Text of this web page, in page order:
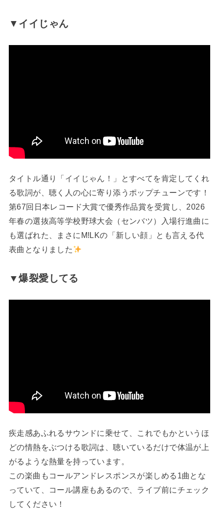
▼ イイじゃん
タイトル通り「イイじゃん！」とすべてを肯定してくれ
る歌詞が、聴く人の心に寄り添うポップチューンです！
第67回日本レコード大賞で優秀作品賞を受賞し、2026
年春の選抜高等学校野球大会（センバツ）入場行進曲に
も選ばれた、まさにM!LKの「新しい顔」とも言える代
表曲となりました
▼爆裂愛してる
疾走感あふれるサウンドに乗せて、これでもかというほ
どの情熱をぶつける歌詞は、聴いているだけで体温が上
がるような熱量を持っています。
この楽曲もコールアンドレスポンスが楽しめる1曲とな
っていて、コール講座もあるので、ライブ前にチェック
してください！